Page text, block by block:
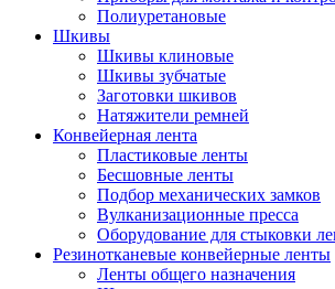
Полиуретановые
Шкивы
Шкивы клиновые
Шкивы зубчатые
Заготовки шкивов
Натяжители ремней
Конвейерная лента
Пластиковые ленты
Бесшовные ленты
Подбор механических замков
Вулканизационные пресса
Оборудование для стыковки
Резинотканевые конвейерные ленты
Ленты общего назначения